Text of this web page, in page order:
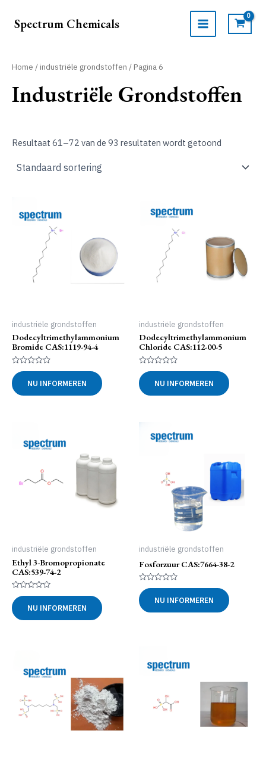
naarSpectrum Chemicals
MAIN
Home /industriële grondstoffen / Pagina 6
Industriële Grondstoffen
Resultaat 61–72 van de 93 resultaten wordt getoond
industriële grondstoffen
Dodecyltrimethylammonium
Bromide CAS:1119-94-4
Gewaardeerd
0
uit
5
NU INFORMEREN
industriële grondstoffen
Dodecyltrimethylammonium
Chloride CAS:112-00-5
Gewaardeerd
0
uit
5
NU INFORMEREN
industriële grondstoffen
Ethyl 3-Bromopropionate
CAS:539-74-2
Gewaardeerd
0
uit
5
NU INFORMEREN
industriële grondstoffen
Fosforzuur CAS:7664-38-2
Gewaardeerd
0
uit
5
NU INFORMEREN